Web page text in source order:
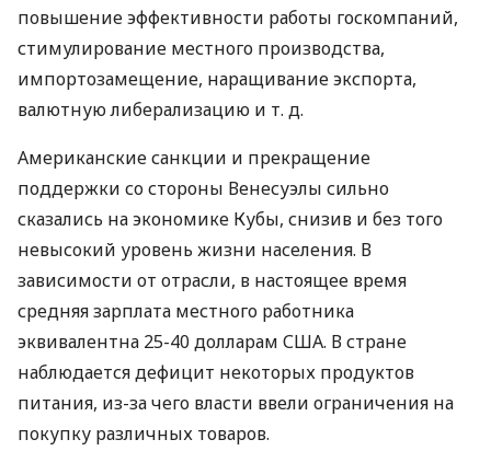
повышение эффективности работы госкомпаний,
стимулирование местного производства,
импортозамещение, наращивание экспорта,
валютную либерализацию и т. д.
Американские санкции и прекращение
поддержки со стороны Венесуэлы сильно
сказались на экономике Кубы, снизив и без того
невысокий уровень жизни населения. В
зависимости от отрасли, в настоящее время
средняя зарплата местного работника
эквивалентна 25-40 долларам США. В стране
наблюдается дефицит некоторых продуктов
питания, из-за чего власти ввели ограничения на
покупку различных товаров.